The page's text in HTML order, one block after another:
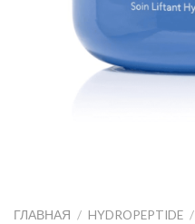
ГЛАВНАЯ / HYDROPEPTIDE /